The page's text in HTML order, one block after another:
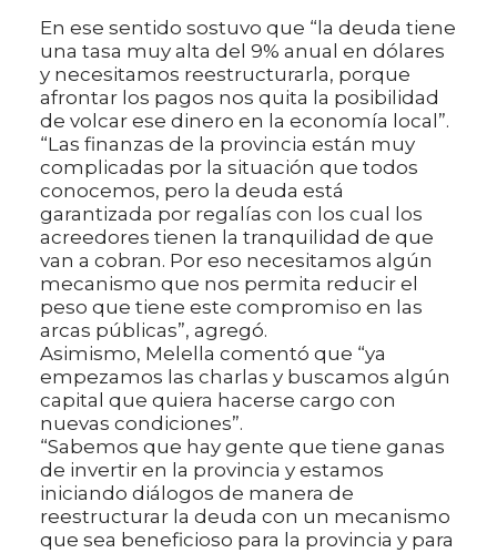
En ese sentido sostuvo que “la deuda tiene
una tasa muy alta del 9% anual en dólares
y necesitamos reestructurarla, porque
afrontar los pagos nos quita la posibilidad
de volcar ese dinero en la economía local”.
“Las finanzas de la provincia están muy
complicadas por la situación que todos
conocemos, pero la deuda está
garantizada por regalías con los cual los
acreedores tienen la tranquilidad de que
van a cobran. Por eso necesitamos algún
mecanismo que nos permita reducir el
peso que tiene este compromiso en las
arcas públicas”, agregó.
Asimismo, Melella comentó que “ya
empezamos las charlas y buscamos algún
capital que quiera hacerse cargo con
nuevas condiciones”.
“Sabemos que hay gente que tiene ganas
de invertir en la provincia y estamos
iniciando diálogos de manera de
reestructurar la deuda con un mecanismo
que sea beneficioso para la provincia y para